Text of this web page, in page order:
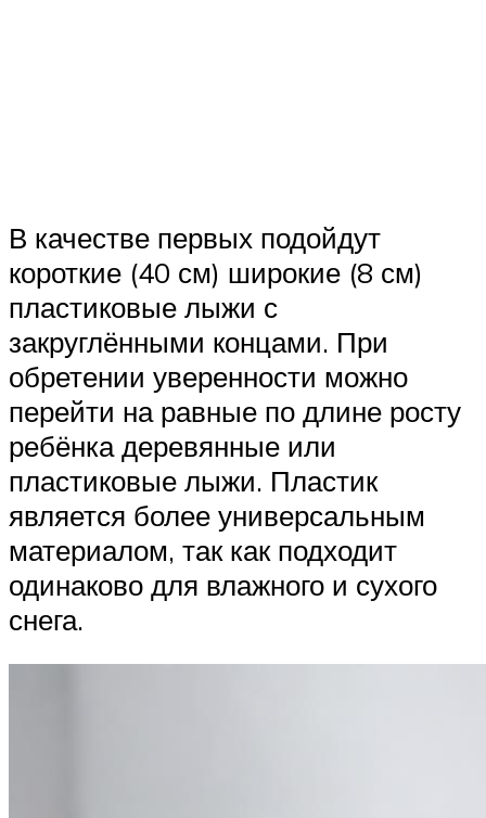
В качестве первых подойдут
короткие (40 см) широкие (8 см)
пластиковые лыжи с
закруглёнными концами. При
обретении уверенности можно
перейти на равные по длине росту
ребёнка деревянные или
пластиковые лыжи. Пластик
является более универсальным
материалом, так как подходит
одинаково для влажного и сухого
снега.